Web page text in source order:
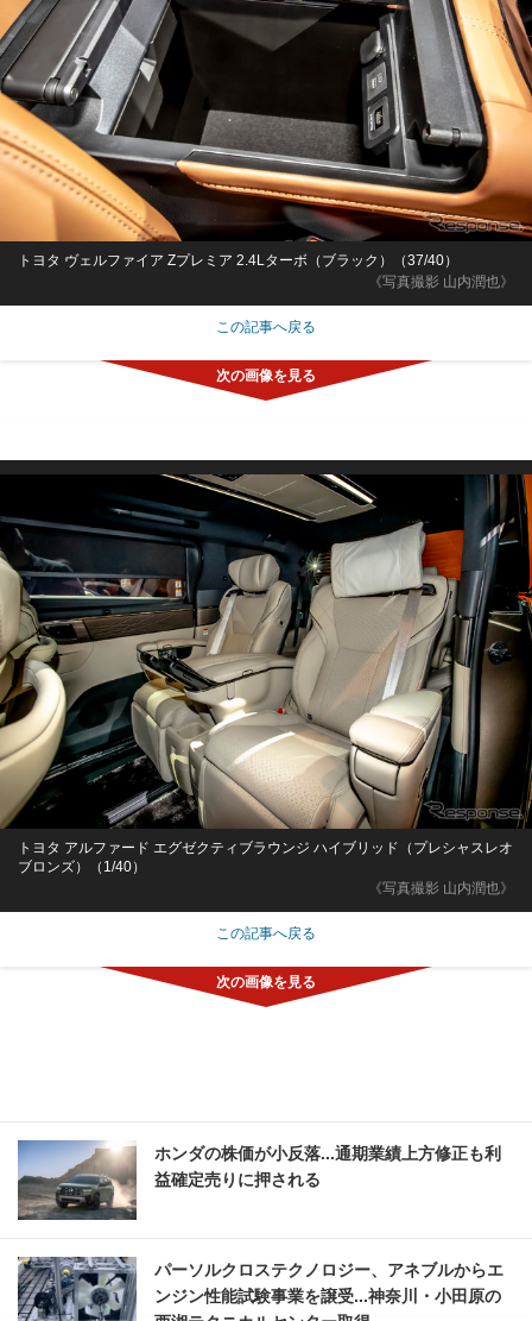
《写真撮影 山内潤也》
トヨタ ヴェルファイア Zプレミア 2.4Lターボ（ブラック）（37/40）
この記事へ戻る
《写真撮影 山内潤也》
トヨタ アルファード エグゼクティブラウンジ ハイブリッド（プレシャスレオ
ブロンズ）（1/40）
この記事へ戻る
ホンダの株価が小反落...通期業績上方修正も利
益確定売りに押される
パーソルクロステクノロジー、アネブルからエ
ンジン性能試験事業を譲受...神奈川・小田原の